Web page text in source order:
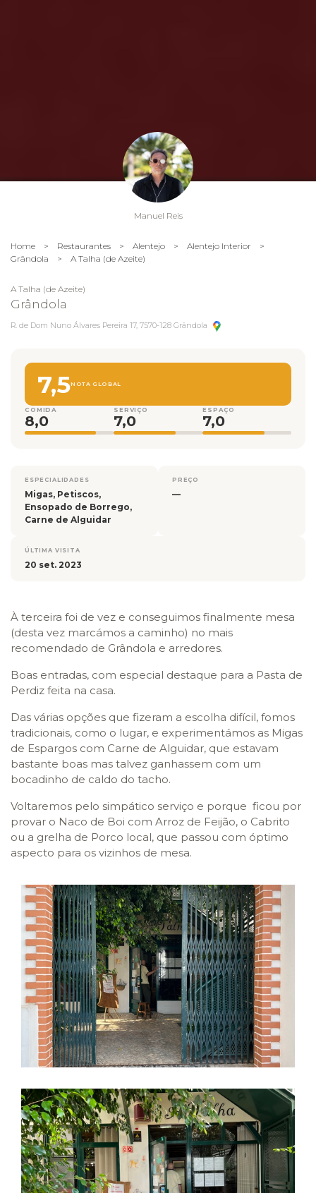
Manuel Reis
Home > Restaurantes > Alentejo > Alentejo Interior >
Grândola > A Talha (de Azeite)
A Talha (de Azeite)
Grândola
R. de Dom Nuno Álvares Pereira 17, 7570-128 Grândola
7,5NOTA GLOBAL
COMIDA
8,0
SERVIÇO
7,0
ESPAÇO
7,0
ESPECIALIDADES
Migas, Petiscos,
Ensopado de Borrego,
Carne de Alguidar
PREÇO
—
ÚLTIMA VISITA
20 set. 2023
À terceira foi de vez e conseguimos finalmente mesa
(desta vez marcámos a caminho) no mais
recomendado de Grândola e arredores.
Boas entradas, com especial destaque para a Pasta de
Perdiz feita na casa.
Das várias opções que fizeram a escolha difícil, fomos
tradicionais, como o lugar, e experimentámos as Migas
de Espargos com Carne de Alguidar, que estavam
bastante boas mas talvez ganhassem com um
bocadinho de caldo do tacho.
Voltaremos pelo simpático serviço e porque ficou por
provar o Naco de Boi com Arroz de Feijão, o Cabrito
ou a grelha de Porco local, que passou com óptimo
aspecto para os vizinhos de mesa.